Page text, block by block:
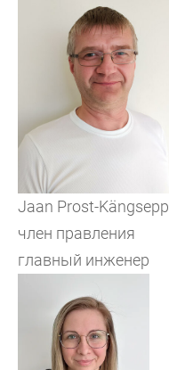
Jaan Prost-Kängsepp
член правления
главный инженер